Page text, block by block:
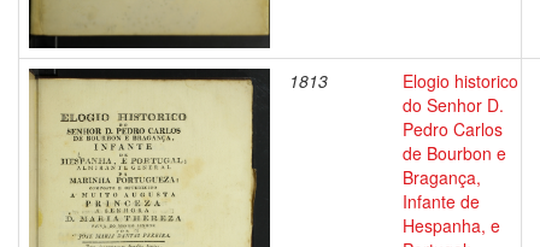
1813
Elogio historico
do Senhor D.
Pedro Carlos
de Bourbon e
Bragança,
Infante de
Hespanha, e